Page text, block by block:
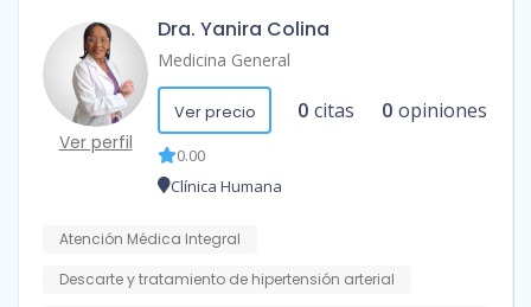
Ver perfil
Dra. Yanira Colina
Medicina General
Ver precio 0 citas 0 opiniones
0.00
Clínica Humana
Atención Médica Integral
Descarte y tratamiento de hipertensión arterial